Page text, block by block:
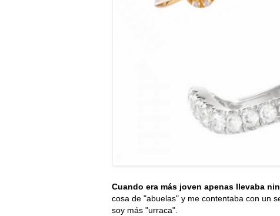
Cuando era más joven apenas llevaba
cosa de "abuelas" y me contentaba con un
soy más "urraca".